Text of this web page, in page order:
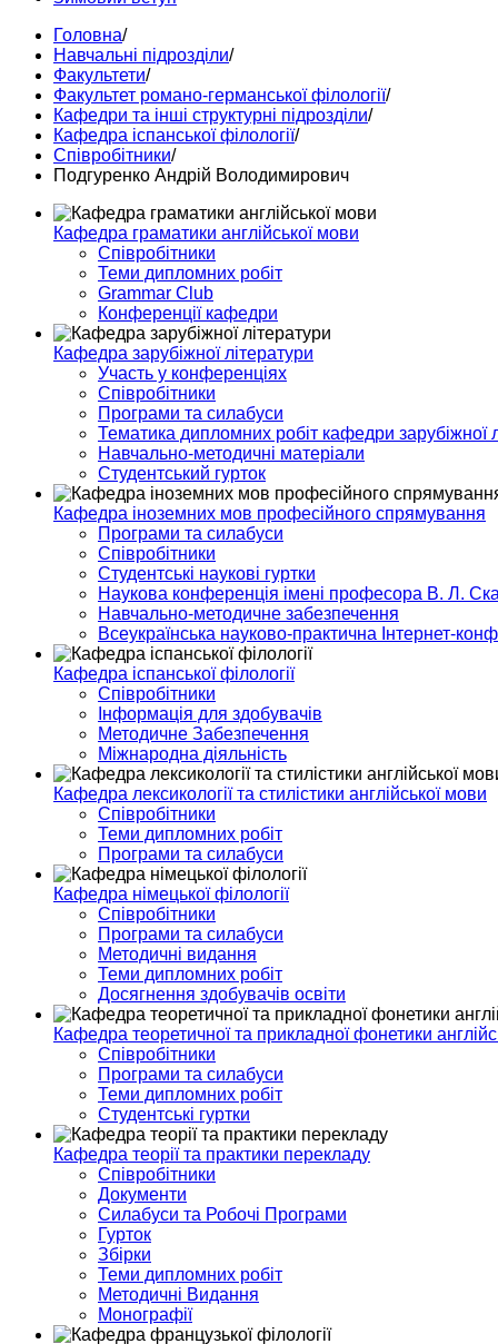
Головна/
Навчальні підрозділи/
Факультети/
Факультет романо-германської філології/
Кафедри та інші структурні підрозділи/
Кафедра іспанської філології/
Співробітники/
Подгуренко Андрій Володимирович
Кафедра граматики англійської мови
Співробітники
Теми дипломних робіт
Grammar Club
Конференції кафедри
Кафедра зарубіжної літератури
Участь у конференціях
Співробітники
Програми та силабуси
Тематика дипломних робіт кафедри зарубіжної
Навчально-методичні матеріали
Студентський гурток
Кафедра іноземних мов професійного спрямування
Програми та силабуси
Співробітники
Студентські наукові гуртки
Наукова конференція імені професора В. Л.
Навчально-методичне забезпечення
Всеукраїнська науково-практична Інтернет-
Кафедра іспанської філології
Співробітники
Інформація для здобувачів
Методичне Забезпечення
Міжнародна діяльність
Кафедра лексикології та стилістики англійської мови
Співробітники
Теми дипломних робіт
Програми та силабуси
Кафедра німецької філології
Співробітники
Програми та силабуси
Методичні видання
Теми дипломних робіт
Досягнення здобувачів освіти
Кафедра теоретичної та прикладної фонетики
Співробітники
Програми та силабуси
Теми дипломних робіт
Студентські гуртки
Кафедра теорії та практики перекладу
Співробітники
Документи
Силабуси та Робочі Програми
Гурток
Збірки
Теми дипломних робіт
Методичні Видання
Монографії